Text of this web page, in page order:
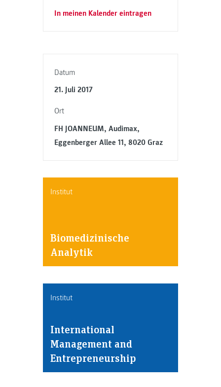
In meinen Kalender eintragen
Datum
21. Juli 2017
Ort
FH JOANNEUM, Audimax,
Eggenberger Allee 11, 8020 Graz
Institut
Biomedizinische
Analytik
Institut
International
Management and
Entrepreneurship